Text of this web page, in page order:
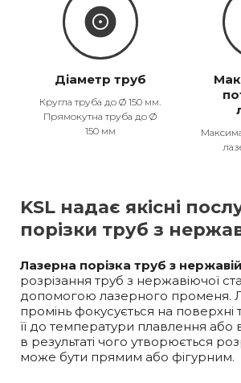
Діаметр труб
Кругла труба до Ø 150 мм.
Прямокутна труба до Ø
150 мм
KSL надає якісні
порізки труб з
Лазерна порізка труб з
розрізання труб з нержавіючої
допомогою лазерного променя.
промінь фокусується на поверхні
її до температури плавлення або
в результаті чого утворюється
може бути прямим або фігурним.